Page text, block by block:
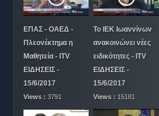
ΕΠΑΣ - ΟΑΕΔ -
Πλεονέκτημα η
Μαθητεία - ITV
ΕΙΔΗΣΕΙΣ -
15/6/2017
Views : 3791
Το ΙΕΚ Ιωαννίνων
ανακοινώνει νέες
ειδικότητες - ITV
ΕΙΔΗΣΕΙΣ -
15/6/2017
Views : 15181